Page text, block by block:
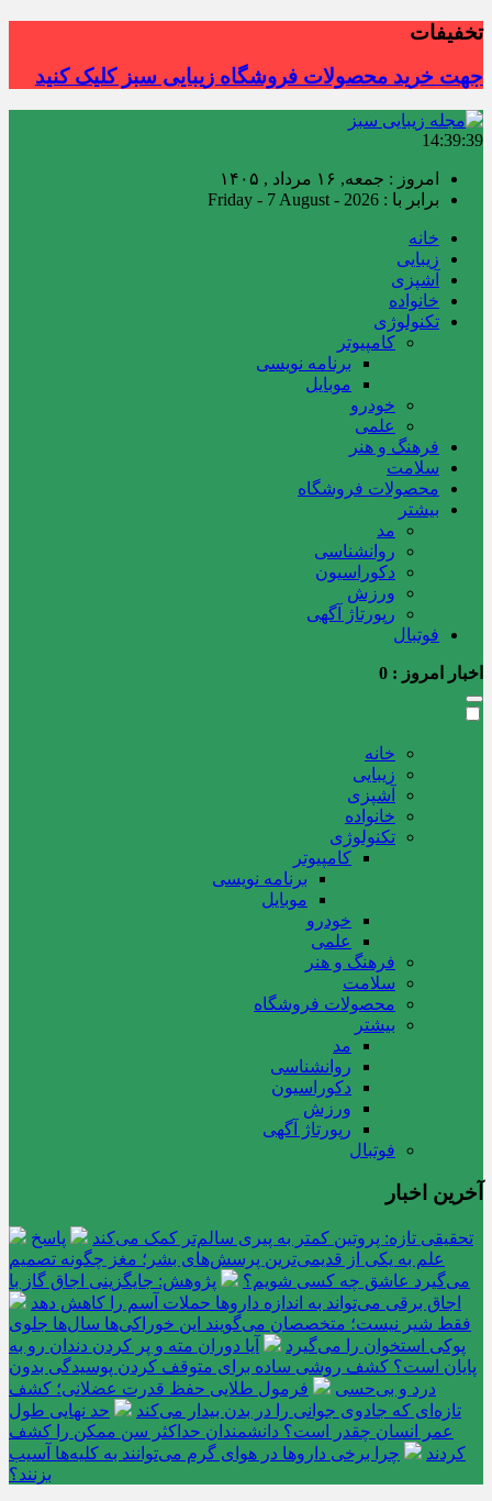
تخفیفات
جهت خرید محصولات فروشگاه زیبایی سبز کلیک کنید
14:39:40
امروز : جمعه, ۱۶ مرداد , ۱۴۰۵
برابر با : Friday - 7 August - 2026
خانه
زیبایی
آشپزی
خانواده
تکنولوژی
کامپیوتر
برنامه نویسی
موبایل
خودرو
علمی
فرهنگ و هنر
سلامت
محصولات فروشگاه
بیشتر
مد
روانشناسی
دکوراسیون
ورزش
رپورتاژ آگهی
فوتبال
اخبار امروز : 0
خانه
زیبایی
آشپزی
خانواده
تکنولوژی
کامپیوتر
برنامه نویسی
موبایل
خودرو
علمی
فرهنگ و هنر
سلامت
محصولات فروشگاه
بیشتر
مد
روانشناسی
دکوراسیون
ورزش
رپورتاژ آگهی
فوتبال
آخرین اخبار
تحقیقی تازه: پروتین کمتر به پیری سالم‌تر کمک می‌کند
پاسخ
علم به یکی از قدیمی‌ترین پرسش‌های بشر؛ مغز چگونه تصمیم
می‌گیرد عاشق چه کسی شویم؟
پژوهش: جایگزینی اجاق گاز با
اجاق برقی می‌تواند به اندازه داروها حملات آسم را کاهش دهد
فقط شیر نیست؛ متخصصان می‌گویند این خوراکی‌ها سال‌ها جلوی
پوکی استخوان را می‌گیرد
آیا دوران مته و پر کردن دندان رو به
پایان است؟ کشف روشی ساده برای متوقف کردن پوسیدگی بدون
درد و بی‌حسی
فرمول طلایی حفظ قدرت عضلانی؛ کشف
تازه‌ای که جادوی جوانی را در بدن بیدار می‌کند
حد نهایی طول
عمر انسان چقدر است؟ دانشمندان حداکثر سن ممکن را کشف
کردند
چرا برخی داروها در هوای گرم می‌توانند به کلیه‌ها آسیب
بزنند؟